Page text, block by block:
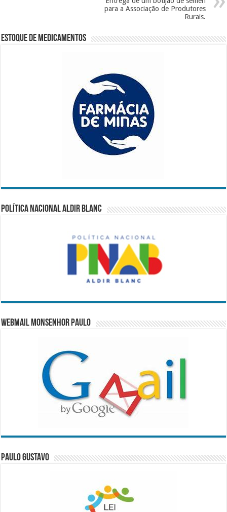
para a Associação de Produtores
Rurais.
Estoque de Medicamentos
Política Nacional Aldir Blanc
WebMail Monsenhor Paulo
Paulo Gustavo